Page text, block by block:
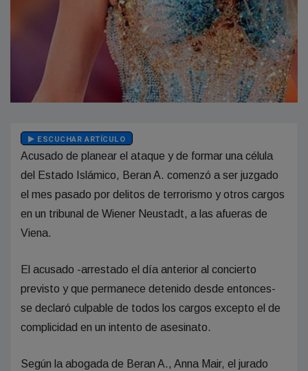
ESCUCHAR ARTÍCULO
Acusado de planear el ataque y de formar una célula
del Estado Islámico, Beran A. comenzó a ser juzgado
el mes pasado por delitos de terrorismo y otros cargos
en un tribunal de Wiener Neustadt, a las afueras de
Viena.
El acusado -arrestado el día anterior al concierto
previsto y que permanece detenido desde entonces-
se declaró culpable de todos los cargos excepto el de
complicidad en un intento de asesinato.
Según la abogada de Beran A., Anna Mair, el jurado